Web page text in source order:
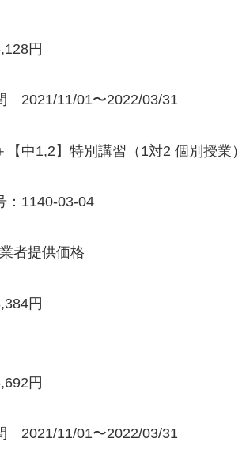
円
2021/11/01〜2022/03/31
【中1,2】特別講習（1対2 個別授業）
：1140-03-04
者提供価格
円
円
2021/11/01〜2022/03/31